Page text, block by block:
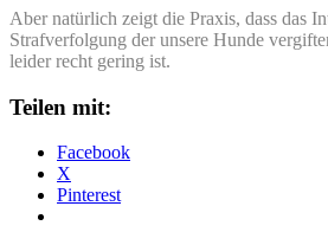
Aber natürlich zeigt die Praxis, dass das
Strafverfolgung der unsere Hunde
leider recht gering ist.
Teilen mit:
Facebook
X
Pinterest